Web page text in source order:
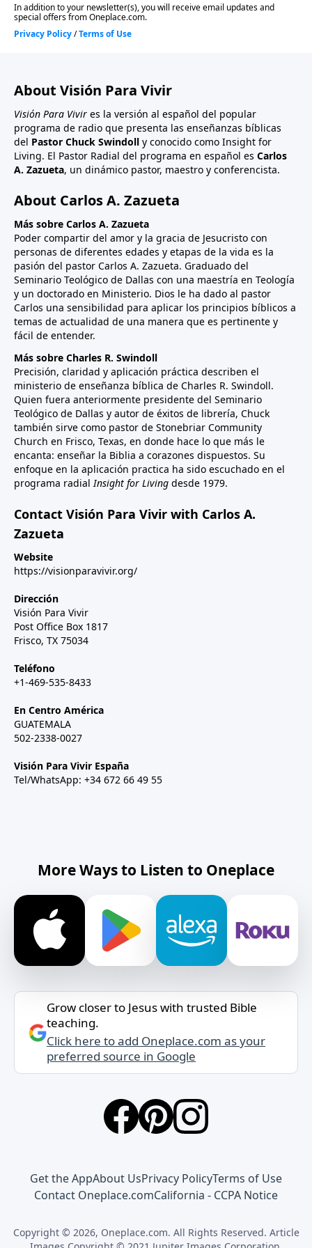
About Visión Para Vivir
Visión Para Vivir es la versión al español del popular
programa de radio que presenta las enseñanzas bíblicas
del Pastor Chuck Swindoll y conocido como Insight for
Living. El Pastor Radial del programa en español es Carlos
A. Zazueta, un dinámico pastor, maestro y conferencista.
About Carlos A. Zazueta
Más sobre Carlos A. Zazueta
Poder compartir del amor y la gracia de Jesucristo con
personas de diferentes edades y etapas de la vida es la
pasión del pastor Carlos A. Zazueta. Graduado del
Seminario Teológico de Dallas con una maestría en Teología
y un doctorado en Ministerio. Dios le ha dado al pastor
Carlos una sensibilidad para aplicar los principios bíblicos a
temas de actualidad de una manera que es pertinente y
fácil de entender.
Más sobre Charles R. Swindoll
Precisión, claridad y aplicación práctica describen el
ministerio de enseñanza bíblica de Charles R. Swindoll.
Quien fuera anteriormente presidente del Seminario
Teológico de Dallas y autor de éxitos de librería, Chuck
también sirve como pastor de Stonebriar Community
Church en Frisco, Texas, en donde hace lo que más le
encanta: enseñar la Biblia a corazones dispuestos. Su
enfoque en la aplicación practica ha sido escuchado en el
programa radialInsight for Living desde 1979.
Contact Visión Para Vivir with Carlos A.
Zazueta
Website
https://visionparavivir.org/
Dirección
Visión Para Vivir
Post Office Box 1817
Frisco, TX 75034
Teléfono
+1-469-535-8433
En Centro América
GUATEMALA
502-2338-0027
Visión Para Vivir España
Tel/WhatsApp: +34 672 66 49 55
More Ways to Listen to Oneplace
Grow closer to Jesus with trusted Bible
teaching.
Click here to add Oneplace.com as your
preferred source in Google
Get the AppAbout UsPrivacy PolicyTerms of Use
Contact Oneplace.comCalifornia - CCPA Notice
Copyright © 2026, Oneplace.com. All Rights Reserved. Article